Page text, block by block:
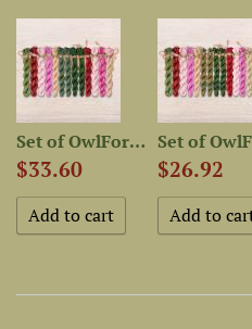
Set of OwlForest Hand-Dyed...
$33.60 $26.92